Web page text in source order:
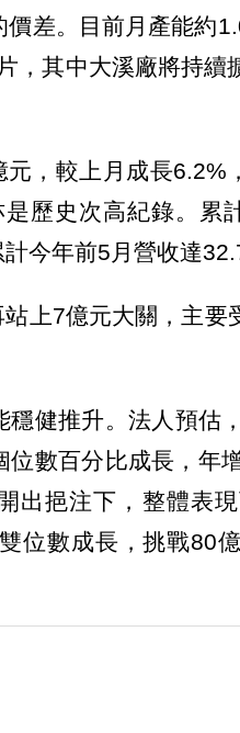
差。目前月產能約
，其中大溪廠將持續
，較上月成長6.2%
歷史次高紀錄。累
今年前5月營收達
上7億元大關，主要
穩健推升。法人預估
位數百分比成長，年
出挹注下，整體表
位數成長，挑戰80